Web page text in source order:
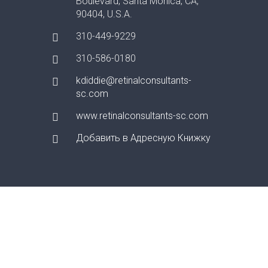
90404, U.S.A.
310-449-9229
310-586-0180
kdiddie@retinalconsultants-
sc.com
www.retinalconsultants-sc.com
Добавить в Адресную Книжку